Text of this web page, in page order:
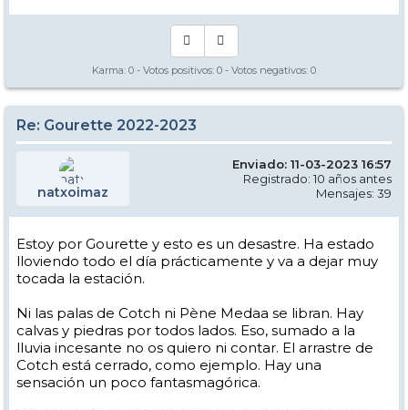
Karma: 0 - Votos positivos: 0 - Votos negativos: 0
Re: Gourette 2022-2023
natxoimaz
Enviado: 11-03-2023 16:57
Registrado: 10 años antes
Mensajes: 39
Estoy por Gourette y esto es un desastre. Ha estado
lloviendo todo el día prácticamente y va a dejar muy
tocada la estación.
Ni las palas de Cotch ni Pène Medaa se libran. Hay
calvas y piedras por todos lados. Eso, sumado a la
lluvia incesante no os quiero ni contar. El arrastre de
Cotch está cerrado, como ejemplo. Hay una
sensación un poco fantasmagórica.